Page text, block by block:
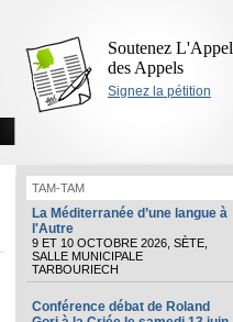
Soutenez L'Appel
des Appels
Signez la pétition
TAM-TAM
La Méditerranée d’une langue à
l'Autre
9 ET 10 OCTOBRE 2026, SÈTE,
SALLE MUNICIPALE
TARBOURIECH
Conférence débat de Roland